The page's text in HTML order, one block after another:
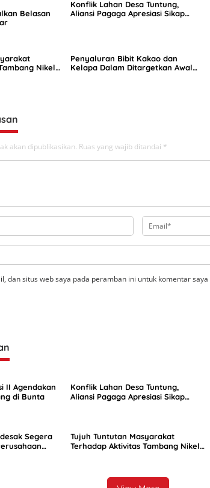
Belasan
Konflik Lahan Desa Tuntung,
Aliansi Pagaga Apresiasi Sikap
Nikel
Penyaluran Bibit Kakao dan
Kelapa Dalam Ditargetkan Awal
akan dipublikasikan. Ruas yang wajib ditandai *
dan situs web saya pada peramban ini untuk komentar
II Agendakan
di Bunta
Konflik Lahan Desa Tuntung,
Aliansi Pagaga Apresiasi Sikap
Segera
Tujuh Tuntutan Masyarakat
Terhadap Aktivitas Tambang Nikel